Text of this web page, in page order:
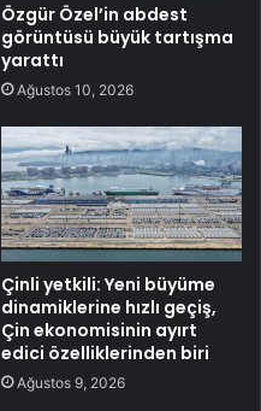
Özgür Özel’in abdest
görüntüsü büyük tartışma
yarattı
Ağustos 10, 2026
Çinli yetkili: Yeni büyüme
dinamiklerine hızlı geçiş,
Çin ekonomisinin ayırt
edici özelliklerinden biri
Ağustos 9, 2026